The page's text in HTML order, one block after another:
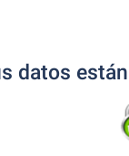
datos